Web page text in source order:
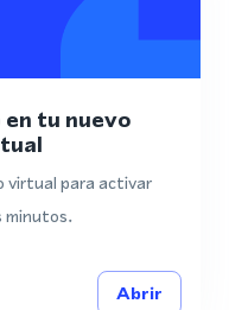
tu nuevo
virtual para activar
minutos.
Abrir